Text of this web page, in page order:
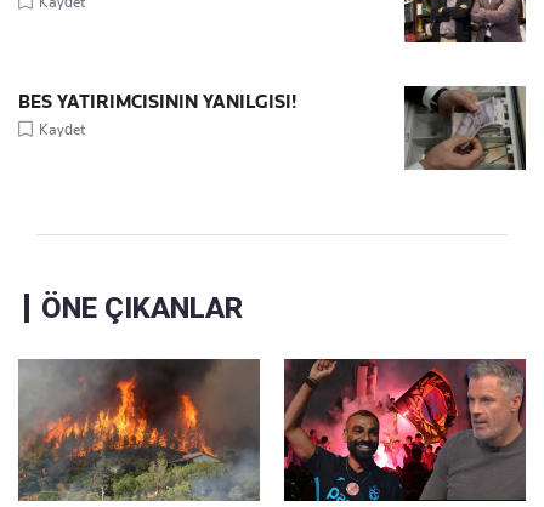
BES YATIRIMCISININ YANILGISI!
Kaydet
ÖNE ÇIKANLAR